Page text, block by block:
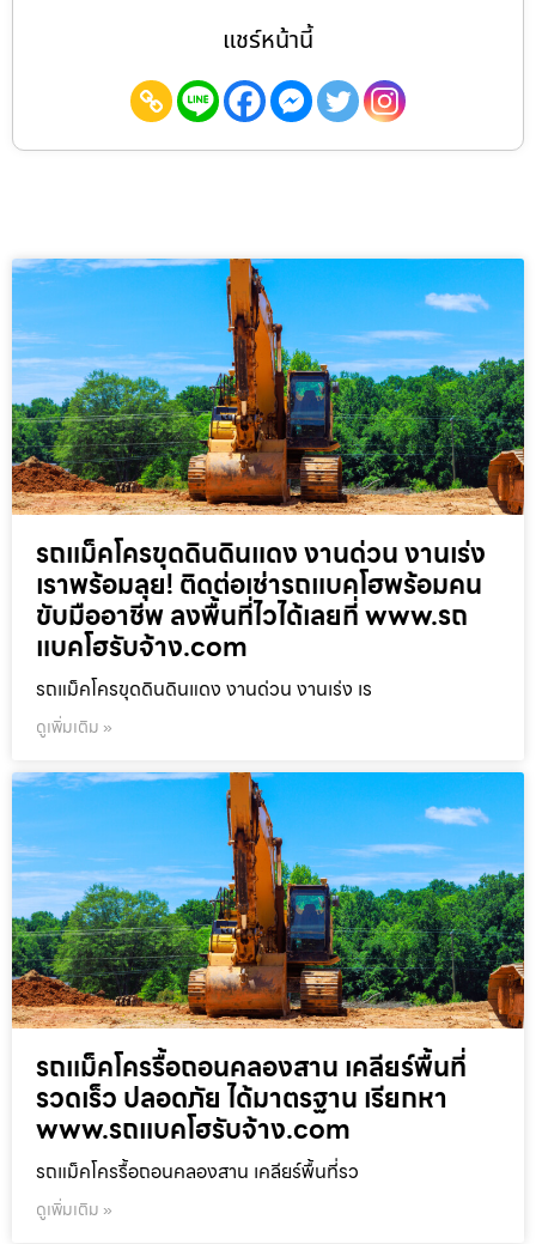
แชร์หน้านี้
รถแม็คโครขุดดินดินแดง งานด่วน งานเร่ง
เราพร้อมลุย! ติดต่อเช่ารถแบคโฮพร้อมคน
ขับมืออาชีพ ลงพื้นที่ไวได้เลยที่ www.รถ
แบคโฮรับจ้าง.com
รถแม็คโครขุดดินดินแดง งานด่วน งานเร่ง เร
ดูเพิ่มเติม »
รถแม็คโครรื้อถอนคลองสาน เคลียร์พื้นที่
รวดเร็ว ปลอดภัย ได้มาตรฐาน เรียกหา
www.รถแบคโฮรับจ้าง.com
รถแม็คโครรื้อถอนคลองสาน เคลียร์พื้นที่รว
ดูเพิ่มเติม »